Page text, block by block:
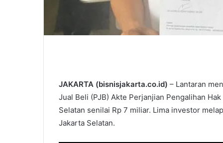
JAKARTA (bisnisjakarta.co.id) – Lantaran
Jual Beli (PJB) Akte Perjanjian Pengalihan
Selatan senilai Rp 7 miliar. Lima investor
Jakarta Selatan.